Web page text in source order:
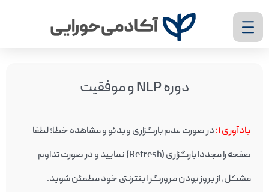
دوره NLP و موفقیت
یادآوری ۱ :در صورت عدم بارگزاری ویدئو و مشاهده خطا؛ لطفا
صفحه را مجددا بارگزاری (Refresh) نمایید و در صورت تداوم
مشکل، از بروز بودن مرورگر اینترنتی خود مطمئن شوید.